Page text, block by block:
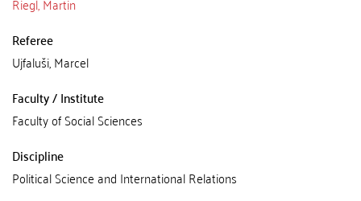
Referee
Ujfaluši, Marcel
Faculty / Institute
Faculty of Social Sciences
Discipline
Political Science and International Relations